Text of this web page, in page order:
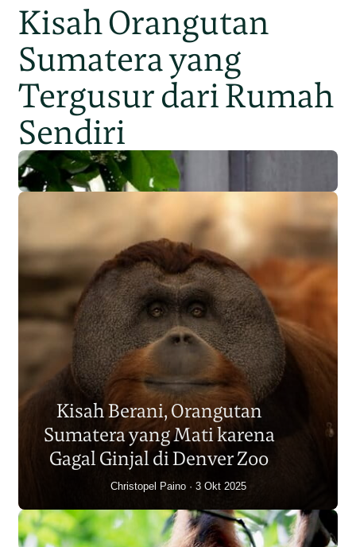
Kisah Orangutan
Sumatera yang
Tergusur dari Rumah
Sendiri
Populasi Orangutan
Sumatera Berkurang 2.700
Individu dalam Satu Dekade?
Junaidi Hanafiah 14 Jul 2026
Kisah Berani, Orangutan
Sumatera yang Mati karena
Gagal Ginjal di Denver Zoo
Christopel Paino 3 Okt 2025